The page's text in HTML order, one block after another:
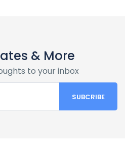
& More
to your inbox